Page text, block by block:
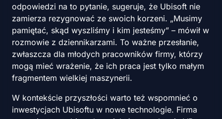
odpowiedzi na to pytanie, sugeruje, że Ubisoft nie
zamierza rezygnować ze swoich korzeni. „Musimy
pamiętać, skąd wyszliśmy i kim jesteśmy” – mówił w
rozmowie z dziennikarzami. To ważne przesłanie,
zwłaszcza dla młodych pracowników firmy, którzy
mogą mieć wrażenie, że ich praca jest tylko małym
fragmentem wielkiej maszynerii.
W kontekście przyszłości warto też wspomnieć o
inwestycjach Ubisoftu w nowe technologie. Firma